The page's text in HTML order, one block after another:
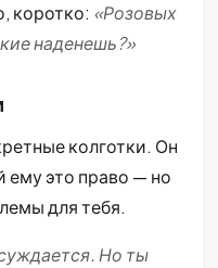
коротко: «Розовых
наденешь?»
колготки. Он
ему это право — но
для тебя.
Но ты